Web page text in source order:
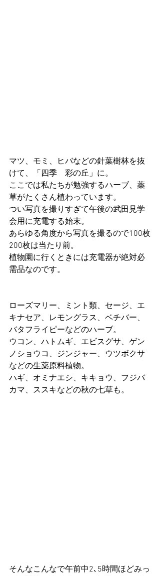
マツ、モミ、ヒバなどの針葉樹林を抜
けて、「四季　彩の丘」に。
ここでは私たちが勉強するハーブ、薬
草がたくさん植わっています。
つい写真を撮りすぎて午後の武田見学
会用に充電する始末。
あらゆる角度から写真を撮るので100枚
200枚は当たり前。
植物園に行くときには充電器が絶対必
需品なのです。
ローズマリー、ミント類、セージ、エ
キナセア、レモングラス、ベチバー、
バタフライピーなどのハーブ。
ウコン、ハトムギ、エビスグサ、ゲン
ノショウコ、ジンジャー、ウツボクサ
などの生薬原料植物。
ハギ、オミナエシ、キキョウ、フジバ
カマ、ススキなどの秋の七草も。
そんなこんなで午前中2､5時間ほどみっ